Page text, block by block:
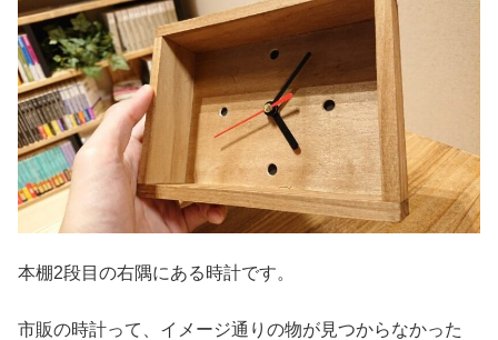
本棚2段目の右隅にある時計です。
市販の時計って、イメージ通りの物が見つからなかった